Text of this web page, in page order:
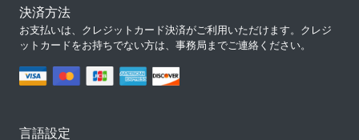
決済方法
お支払いは、クレジットカード決済がご利用いただけます。クレジ
ットカードをお持ちでない方は、事務局までご連絡ください。
言語設定